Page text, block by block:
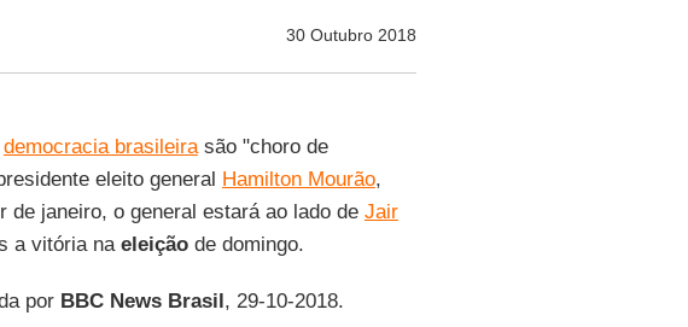
30 Outubro 2018
democracia brasileirasão "choro de
eleito general Hamilton Mourão,
de janeiro, o general estará ao lado de Jair
a vitória na eleiçãode domingo.
porBBC News Brasil, 29-10-2018.